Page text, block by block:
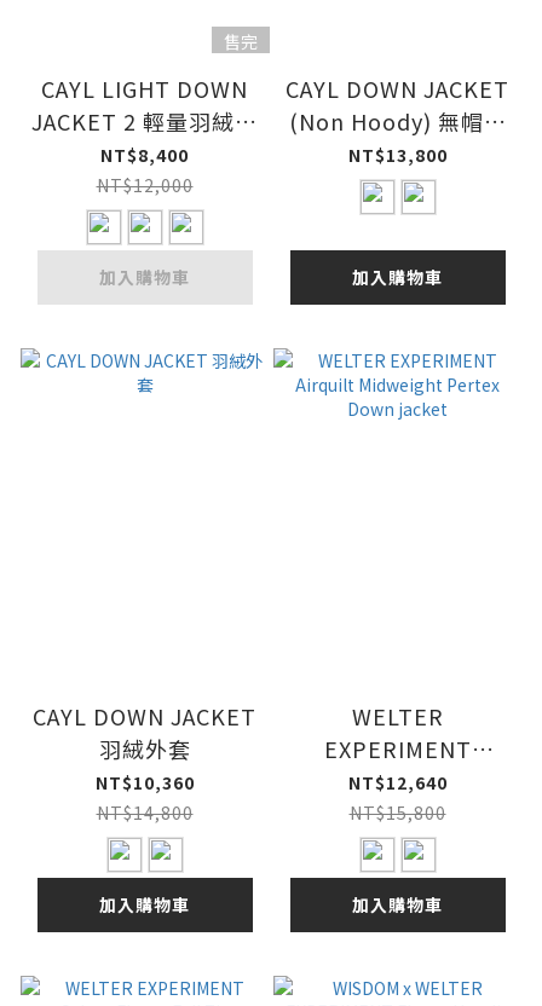
售完
CAYL LIGHT DOWN
JACKET 2 輕量羽絨外
套
NT$8,400
NT$12,000
加入購物車
CAYL DOWN JACKET
(Non Hoody) 無帽羽
絨外套
NT$13,800
加入購物車
CAYL DOWN JACKET
羽絨外套
NT$10,360
NT$14,800
加入購物車
WELTER
EXPERIMENT
Airquilt Midweight
Pertex Down jacket
NT$12,640
NT$15,800
加入購物車